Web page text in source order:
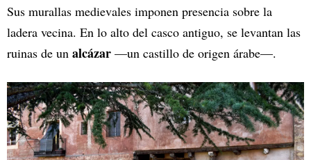
Sus murallas medievales imponen presencia sobre la
ladera vecina. En lo alto del casco antiguo, se levantan las
ruinas de un alcázar —un castillo de origen árabe—.